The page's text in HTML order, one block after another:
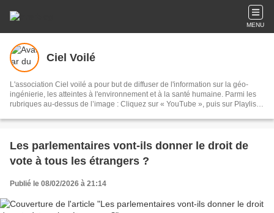
MENU
Ciel Voilé
L'association Ciel voilé a pour but de diffuser de l'information sur la géo-
ingénierie, les atteintes à l'environnement et à la santé humaine. Parmi les
rubriques au-dessus de l’image : Cliquez sur « YouTube », puis sur Playlists,
sur les chemtrails et la géo-ingénierie Cliquez sur « Articles scientifiques » :
pluie, sable, lichens, poils de bêtes, sang, air, filaments
Les parlementaires vont-ils donner le droit de
vote à tous les étrangers ?
Publié le 08/02/2026 à 21:14